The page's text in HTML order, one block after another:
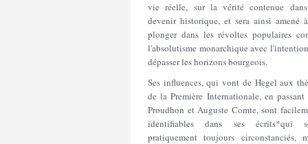
vie réelle, sur la vérité contenue
devenir historique, et sera ainsi amené
plonger dans les révoltes populaires
l'absolutisme monarchique avec
dépasser les horizons bourgeois.
Ses influences, qui vont de Hegel aux
de la Première Internationale, en passant
Proudhon et Auguste Comte, sont
identifiables dans ses écrits*qui
pratiquement toujours circonstanciés,